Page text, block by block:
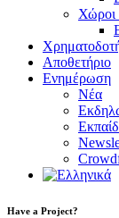
Χώροι
Αποθετήριο
Ενημέρωση
Νέα
Have a Project?